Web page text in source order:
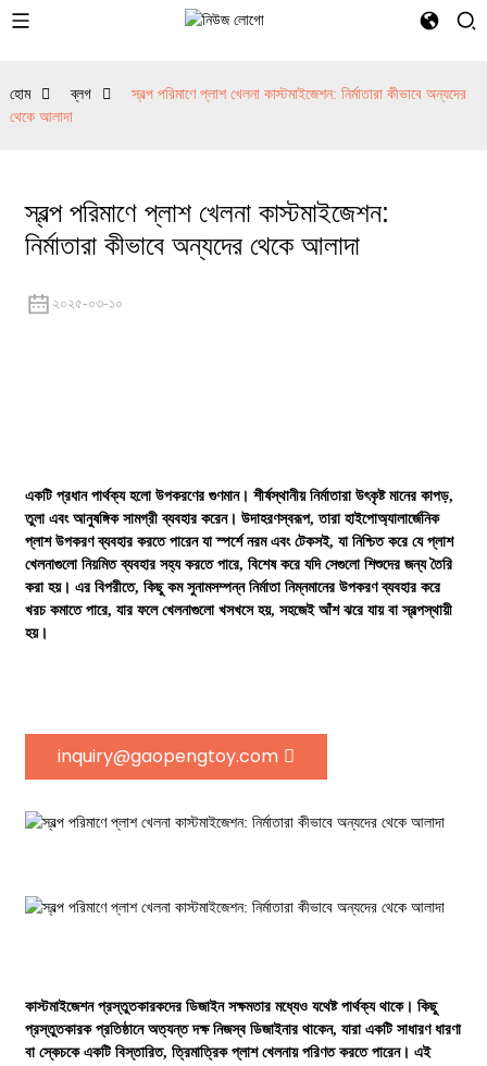
হোম ব্লগ
স্বল্প পরিমাণে প্লাশ খেলনা কাস্টমাইজেশন: নির্মাতারা কীভাবে অন্যদের
থেকে আলাদা
স্বল্প পরিমাণে প্লাশ খেলনা কাস্টমাইজেশন:
নির্মাতারা কীভাবে অন্যদের থেকে আলাদা
২০২৫-০৩-১০
একটি প্রধান পার্থক্য হলো উপকরণের গুণমান। শীর্ষস্থানীয় নির্মাতারা উৎকৃষ্ট মানের কাপড়,
তুলা এবং আনুষঙ্গিক সামগ্রী ব্যবহার করেন। উদাহরণস্বরূপ, তারা হাইপোঅ্যালার্জেনিক
প্লাশ উপকরণ ব্যবহার করতে পারেন যা স্পর্শে নরম এবং টেকসই, যা নিশ্চিত করে যে প্লাশ
খেলনাগুলো নিয়মিত ব্যবহার সহ্য করতে পারে, বিশেষ করে যদি সেগুলো শিশুদের জন্য তৈরি
করা হয়। এর বিপরীতে, কিছু কম সুনামসম্পন্ন নির্মাতা নিম্নমানের উপকরণ ব্যবহার করে
খরচ কমাতে পারে, যার ফলে খেলনাগুলো খসখসে হয়, সহজেই আঁশ ঝরে যায় বা স্বল্পস্থায়ী
হয়।
inquiry@gaopengtoy.com
কাস্টমাইজেশন প্রস্তুতকারকদের ডিজাইন সক্ষমতার মধ্যেও যথেষ্ট পার্থক্য থাকে। কিছু
প্রস্তুতকারক প্রতিষ্ঠানে অত্যন্ত দক্ষ নিজস্ব ডিজাইনার থাকেন, যারা একটি সাধারণ ধারণা
বা স্কেচকে একটি বিস্তারিত, ত্রিমাত্রিক প্লাশ খেলনায় পরিণত করতে পারেন। এই